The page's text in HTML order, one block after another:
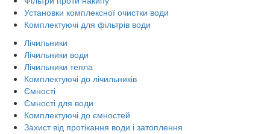
Установки комплексної очистки води
Комплектуючі для фільтрів води
Лічильники
Лічильники води
Лічильники тепла
Комплектуючі до лічильників
Ємності
Ємності для води
Комплектуючі до ємностей
Захист від протікання води і затоплення